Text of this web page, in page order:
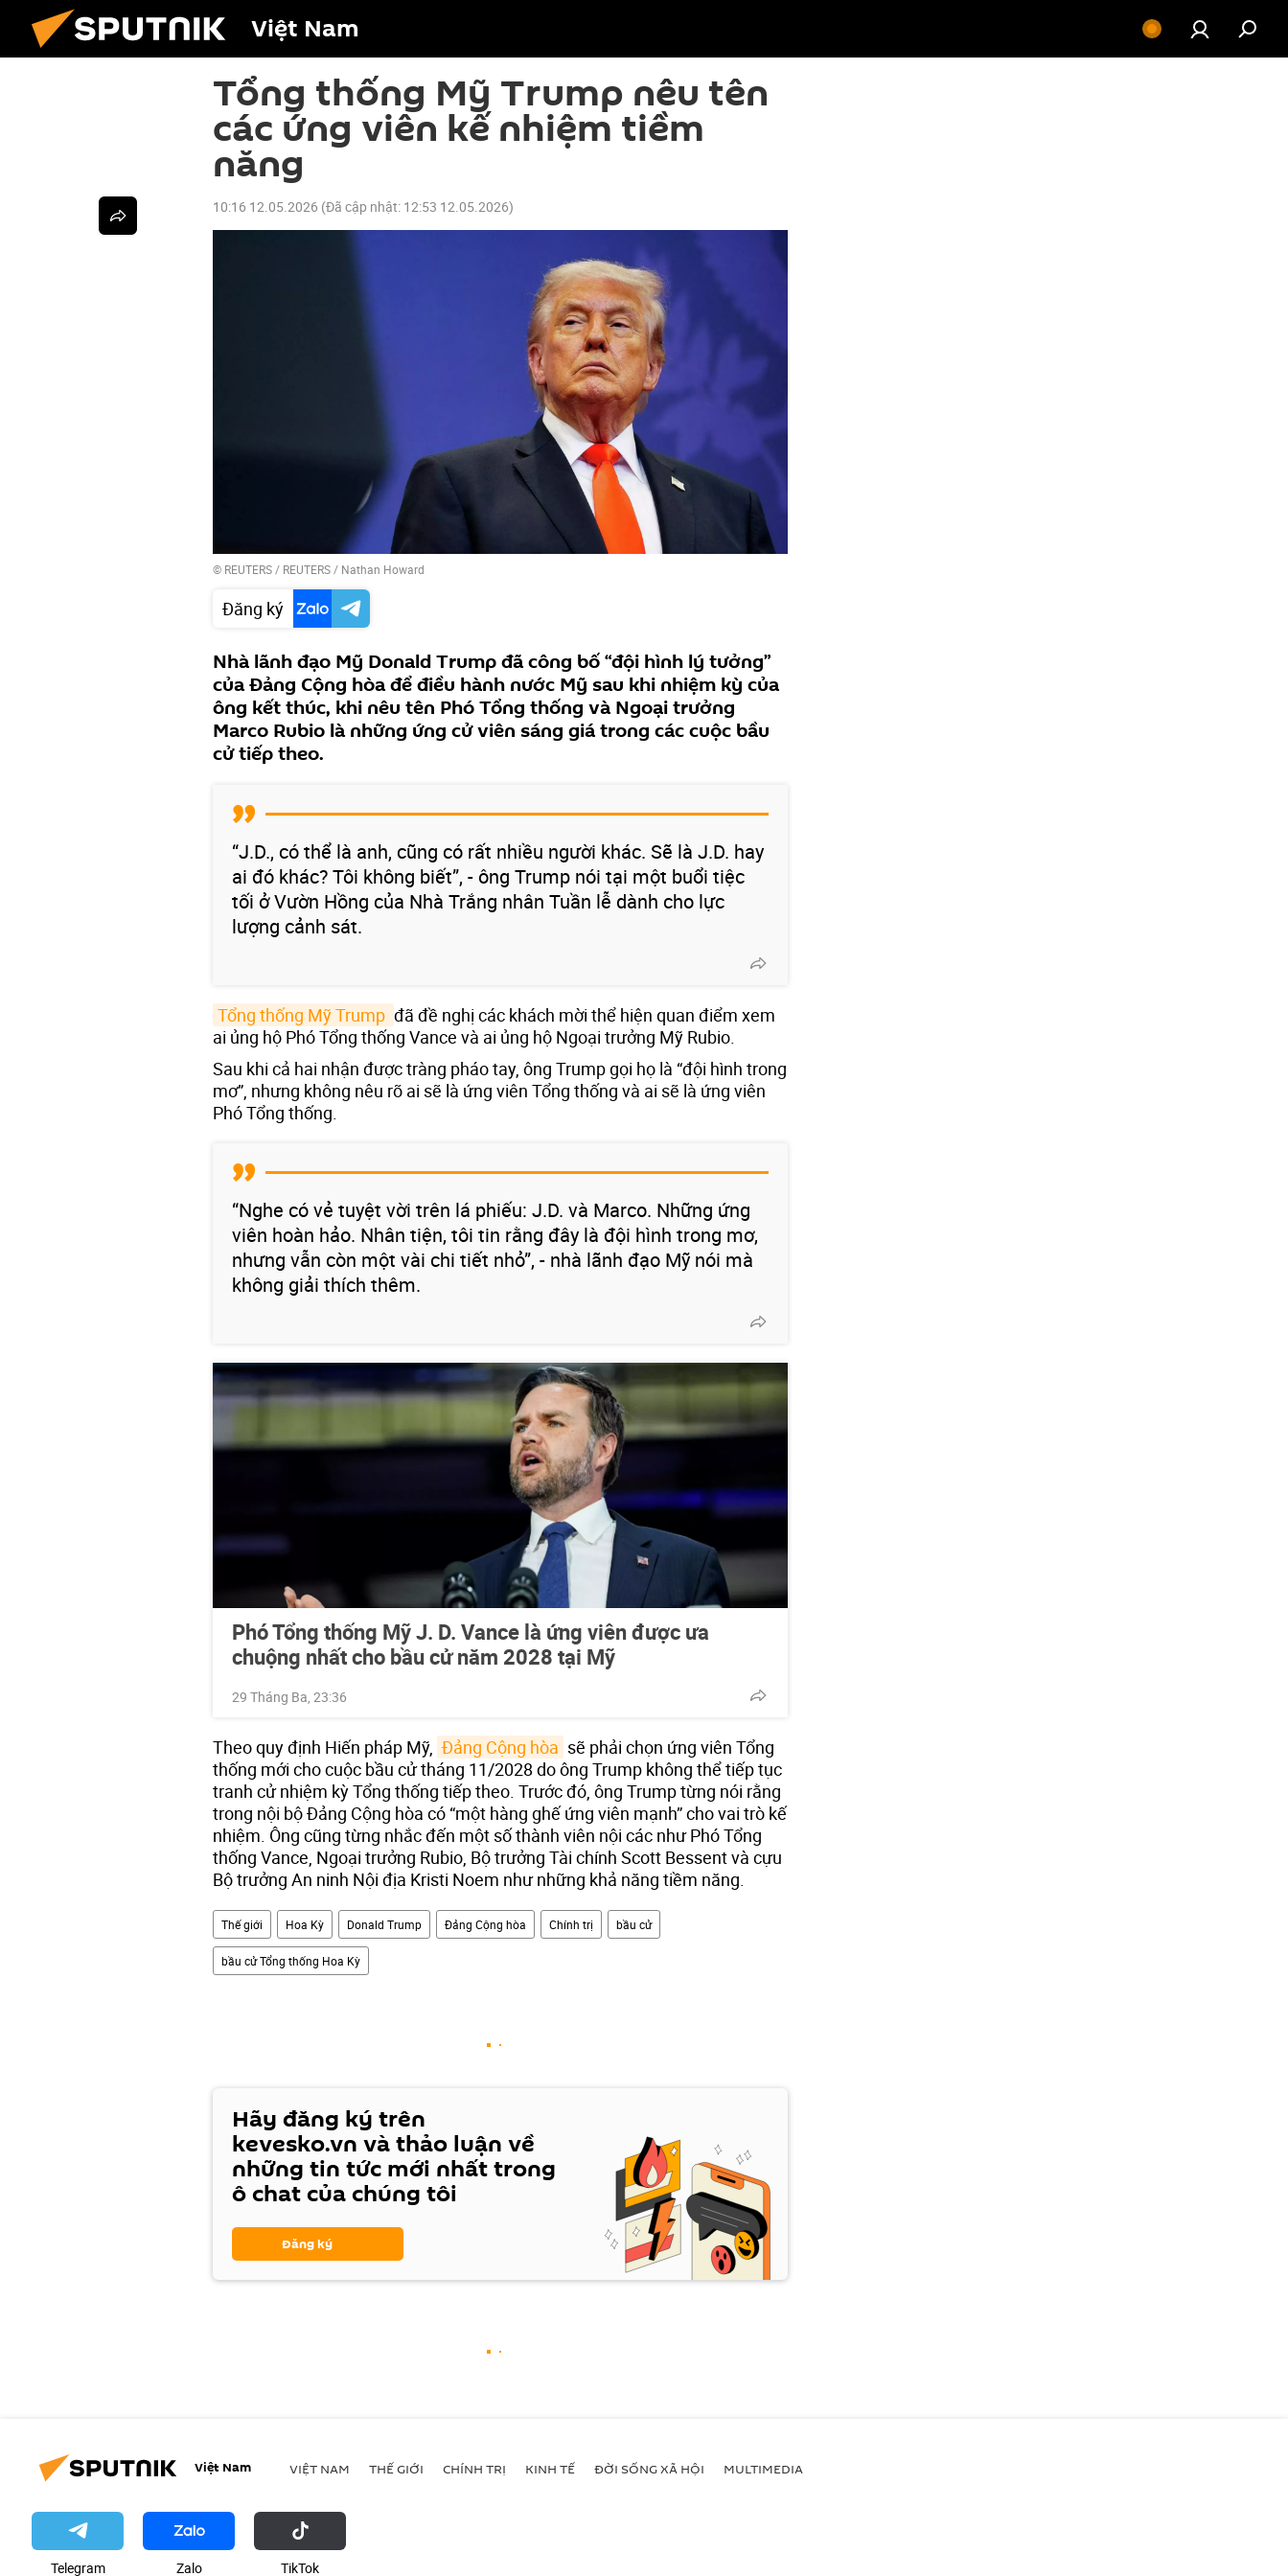
Việt Nam
Tổng thống Mỹ Trump nêu tên
các ứng viên kế nhiệm tiềm
năng
10:16 12.05.2026 (Đã cập nhật: 12:53 12.05.2026)
© REUTERS/ REUTERS / Nathan Howard
Đăng ký
Nhà lãnh đạo Mỹ Donald Trump đã công bố “đội hình lý tưởng”
của Đảng Cộng hòa để điều hành nước Mỹ sau khi nhiệm kỳ của
ông kết thúc, khi nêu tên Phó Tổng thống và Ngoại trưởng
Marco Rubio là những ứng cử viên sáng giá trong các cuộc bầu
cử tiếp theo.
“J.D., có thể là anh, cũng có rất nhiều người khác. Sẽ là J.D. hay
ai đó khác? Tôi không biết”, - ông Trump nói tại một buổi tiệc
tối ở Vườn Hồng của Nhà Trắng nhân Tuần lễ dành cho lực
lượng cảnh sát.
Tổng thống Mỹ Trump đã đề nghị các khách mời thể hiện quan điểm xem
ai ủng hộ Phó Tổng thống Vance và ai ủng hộ Ngoại trưởng Mỹ Rubio.
Sau khi cả hai nhận được tràng pháo tay, ông Trump gọi họ là “đội hình trong
mơ”, nhưng không nêu rõ ai sẽ là ứng viên Tổng thống và ai sẽ là ứng viên
Phó Tổng thống.
“Nghe có vẻ tuyệt vời trên lá phiếu: J.D. và Marco. Những ứng
viên hoàn hảo. Nhân tiện, tôi tin rằng đây là đội hình trong mơ,
nhưng vẫn còn một vài chi tiết nhỏ”, - nhà lãnh đạo Mỹ nói mà
không giải thích thêm.
Phó Tổng thống Mỹ J. D. Vance là ứng viên được ưa
chuộng nhất cho bầu cử năm 2028 tại Mỹ
29 Tháng Ba, 23:36
Theo quy định Hiến pháp Mỹ, Đảng Cộng hòa sẽ phải chọn ứng viên Tổng
thống mới cho cuộc bầu cử tháng 11/2028 do ông Trump không thể tiếp tục
tranh cử nhiệm kỳ Tổng thống tiếp theo. Trước đó, ông Trump từng nói rằng
trong nội bộ Đảng Cộng hòa có “một hàng ghế ứng viên mạnh” cho vai trò kế
nhiệm. Ông cũng từng nhắc đến một số thành viên nội các như Phó Tổng
thống Vance, Ngoại trưởng Rubio, Bộ trưởng Tài chính Scott Bessent và cựu
Bộ trưởng An ninh Nội địa Kristi Noem như những khả năng tiềm năng.
Thế giới Hoa Kỳ Donald Trump Đảng Cộng hòa Chính trị bầu cử
bầu cử Tổng thống Hoa Kỳ
Hãy đăng ký trên
kevesko.vn và thảo luận về
những tin tức mới nhất trong
ô chat của chúng tôi
Đăng ký
Việt Nam VIỆT NAM THẾ GIỚI CHÍNH TRỊ KINH TẾ ĐỜI SỐNG XÃ HỘI MULTIMEDIA
Telegram Zalo ТikТоk